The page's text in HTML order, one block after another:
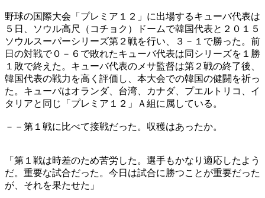
野球の国際大会「プレミア１２」に出場するキューバ代表は
５日、ソウル高尺（コチョク）ドームで韓国代表と２０１５
ソウルスーパーシリーズ第２戦を行い、３－１で勝った。前
日の対戦で０－６で敗れたキューバ代表は同シリーズを１勝
１敗で終えた。キューバ代表のメサ監督は第２戦の終了後、
韓国代表の戦力を高く評価し、本大会での韓国の健闘を祈っ
た。キューバはオランダ、台湾、カナダ、プエルトリコ、イ
タリアと同じ「プレミア１２」Ａ組に属している。
－－第１戦に比べて接戦だった。収穫はあったか。
「第１戦は時差のため苦労した。選手もかなり適応したよう
だ。重要な試合だった。今日は試合に勝つことが重要だった
が、それを果たせた」